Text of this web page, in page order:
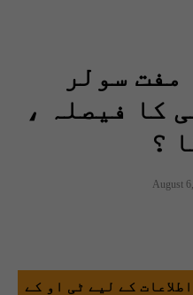
سولر
کا فیصلہ ،
؟
August
کے لیے ٹی او کے